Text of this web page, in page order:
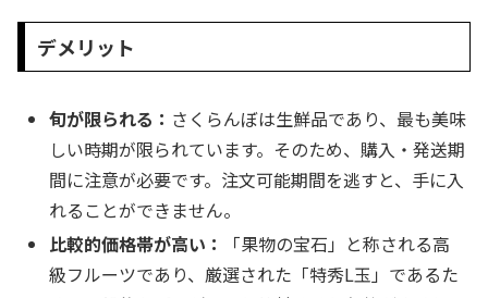
デメリット
旬が限られる： さくらんぼは生鮮品であり、最も美味
しい時期が限られています。そのため、購入・発送期
間に注意が必要です。注文可能期間を逃すと、手に入
れることができません。
比較的価格帯が高い：
「果物の宝石」と称される高
級フルーツであり、厳選された「特秀L玉」であるた